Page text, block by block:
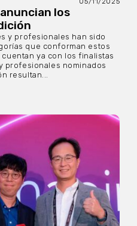
los
y profesionales han sido
que conforman estos
ya con los finalistas
profesionales nominados
resultan...